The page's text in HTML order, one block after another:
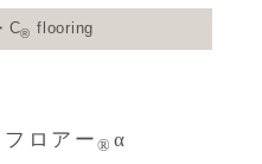
C® flooring
ロアー® α